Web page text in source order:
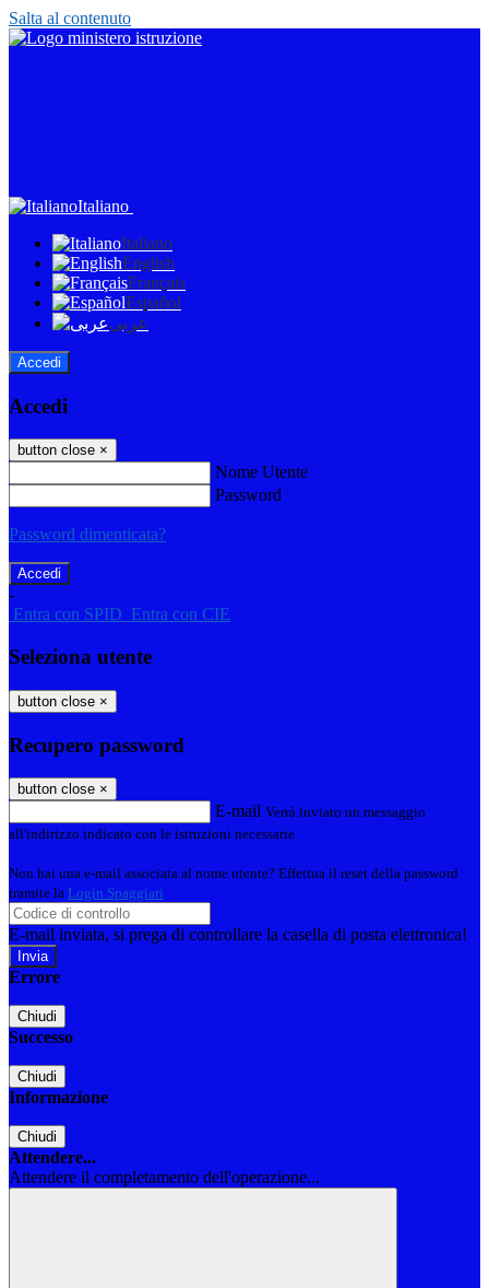
Salta al contenuto
Italiano
Italiano
English
Français
Español
عربى
Accedi
Accedi
button close ×
Nome Utente
Password
Password dimenticata?
-
Entra con SPID Entra con CIE
Seleziona utente
button close ×
Recupero password
button close ×
E-mail Verrà inviato un messaggio
all'indirizzo indicato con le istruzioni necessarie.
Non hai una e-mail associata al nome utente? Effettua il reset della password
tramite la Login Spaggiari
E-mail inviata, si prega di controllare la casella di posta elettronica!
Errore
Chiudi
Successo
Chiudi
Informazione
Chiudi
Attendere...
Attendere il completamento dell'operazione...